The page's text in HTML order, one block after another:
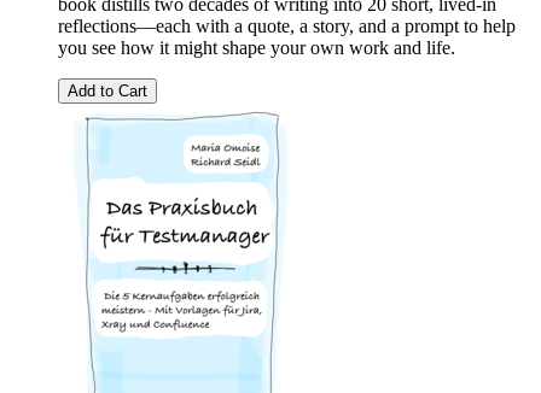
book distills two decades of writing into 20 short, lived-in
reflections—each with a quote, a story, and a prompt to help
you see how it might shape your own work and life.
Add to Cart